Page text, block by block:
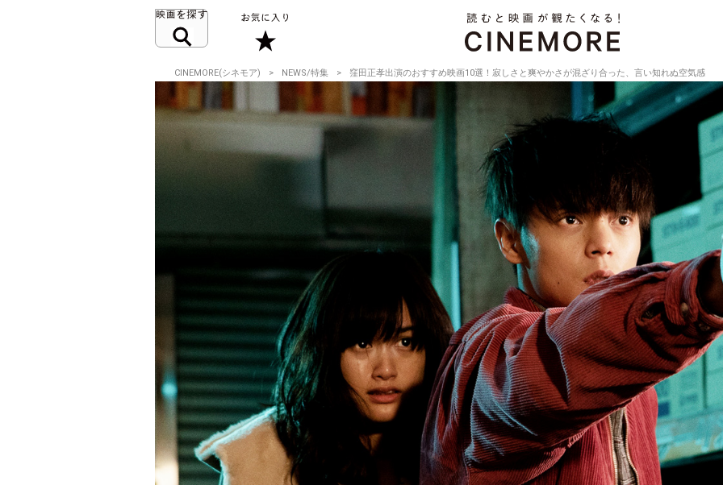
CINEMORE(シネモア) NEWS/特集 窪田正孝出演のおすすめ映画10選！寂しさと爽やかさが混ざり合った、言い知れぬ空気感